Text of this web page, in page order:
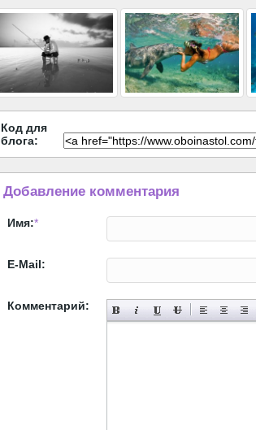
Код для
блога:
Добавление комментария
Имя:*
E-Mail:
Комментарий: